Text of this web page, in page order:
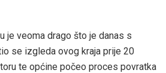
je veoma drago što je danas s
se izgleda ovog kraja prije 20
te općine počeo proces povratka